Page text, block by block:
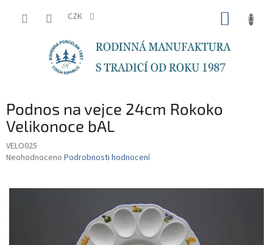
CZK
Podnos na vejce 24cm Rokoko
Velikonoce bAL
VELO025
Průměrné
je
Neohodnoceno Podrobnosti hodnocení